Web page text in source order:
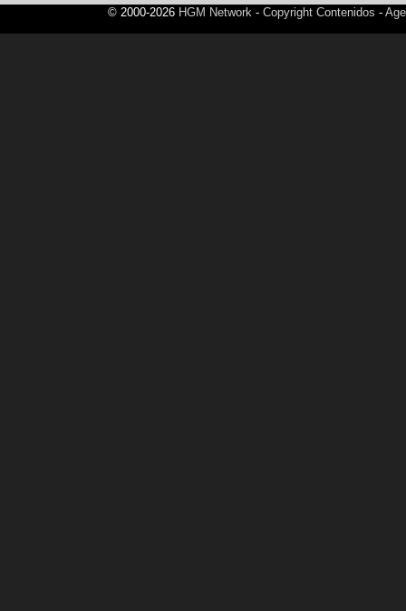
© 2000-2026 HGM Network - Copyright Contenidos -